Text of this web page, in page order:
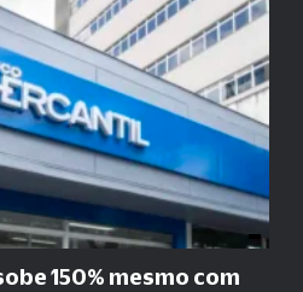
150% mesmo com